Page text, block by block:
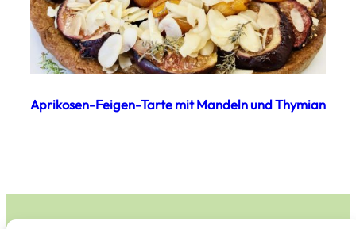
Aprikosen-Feigen-Tarte mit Mandeln und Thymian